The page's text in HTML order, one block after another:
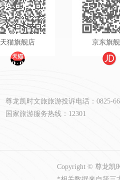
天猫旗舰店 京东旗
尊龙凯时文旅旅游投诉电话：0825-
国家旅游服务热线：12301
Copyright © 尊龙